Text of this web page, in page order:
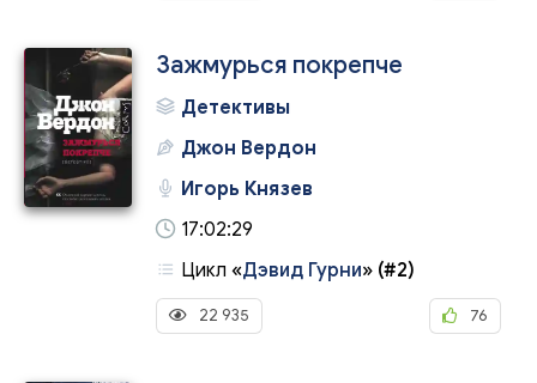
Зажмурься покрепче
Детективы
Джон Вердон
Игорь Князев
17:02:29
Цикл «Дэвид Гурни» (#2)
22 935 76